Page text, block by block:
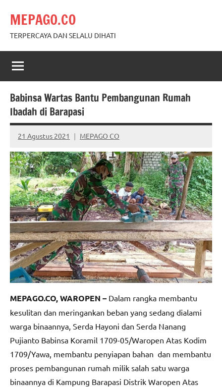
content
MEPAGO.CO
TERPERCAYA DAN SELALU DIHATI
Babinsa Wartas Bantu Pembangunan Rumah
Ibadah di Barapasi
21 Agustus 2021 MEPAGO CO
No
comments
MEPAGO.CO, WAROPEN – Dalam rangka membantu
kesulitan dan meringankan beban yang sedang dialami
warga binaannya, Serda Hayoni dan Serda Nanang
Pujianto Babinsa Koramil 1709-05/Waropen Atas Kodim
1709/Yawa, membantu penyiapan bahan dan membantu
proses pembangunan rumah milik salah satu warga
binaannya di Kampung Barapasi Distrik Waropen Atas